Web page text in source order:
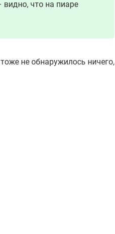
видно, что на пиаре
не обнаружилось ничего,